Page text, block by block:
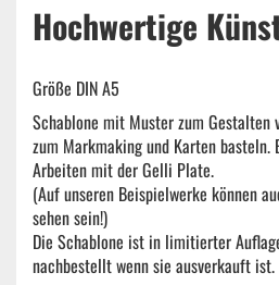
Hochwertige
Größe DIN A5
Schablone mit Muster zum Gestalten
zum Markmaking und Karten basteln.
Arbeiten mit der Gelli Plate.
(Auf unseren Beispielwerke können
sehen sein!)
Die Schablone ist in limitierter
nachbestellt wenn sie ausverkauft ist.